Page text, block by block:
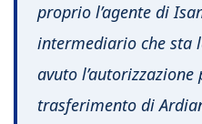
proprio l’agente di
intermediario che sta
avuto
trasferimento di